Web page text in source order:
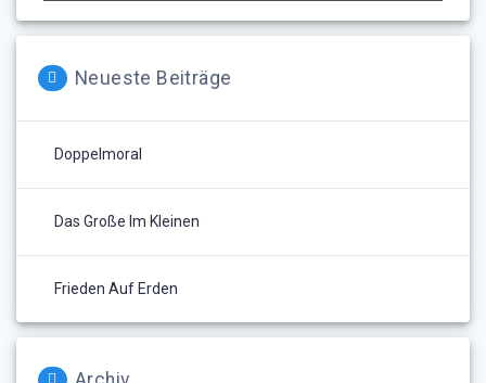
Neueste Beiträge
Doppelmoral
Das Große Im Kleinen
Frieden Auf Erden